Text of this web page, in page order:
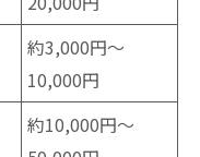
約3,000円～
10,000円
約10,000円～